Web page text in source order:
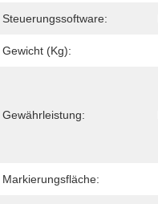
Steuerungssoftware:
Gewicht (Kg):
Gewährleistung:
Markierungsfläche: